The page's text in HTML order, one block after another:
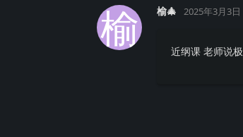
榆 榆🎄 2025年3月3日
近纲课 老师说